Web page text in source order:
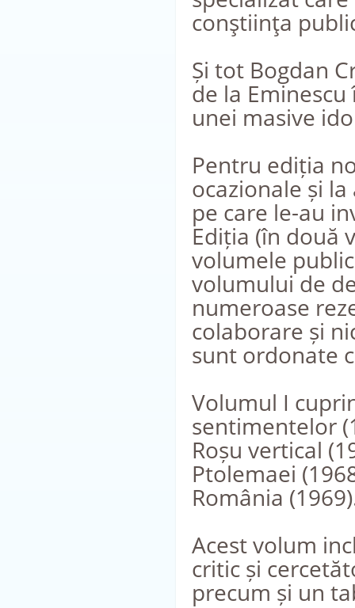
conştiinţa
Și tot Bogdan
de la
unei masive
Pentru ediția
ocazionale și
pe care le-au
Ediția (în două
volumele
volumului de
numeroase
colaborare și
sunt ordonate
Volumul I
sentimentelor
Roșu vertical
Ptolemaei
România
Acest volum
critic și
precum și un